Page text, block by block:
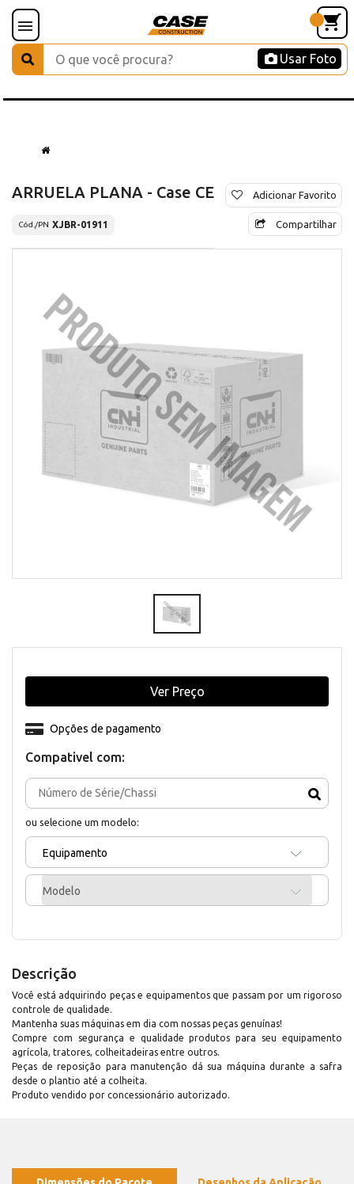
Usar Foto
ARRUELA PLANA - Case CE
Cód./PN XJBR-01911
Adicionar Favorito
Compartilhar
Compativel com:
ou selecione um modelo:
Equipamento
Modelo
Opções de pagamento
Ver Preço
Descrição
Você está adquirindo peças e equipamentos que passam por um rigoroso
controle de qualidade.
Mantenha suas máquinas em dia com nossas peças genuínas!
Compre com segurança e qualidade produtos para seu equipamento
agrícola, tratores, colheitadeiras entre outros.
Peças de reposição para manutenção dá sua máquina durante a safra
desde o plantio até a colheita.
Produto vendido por concessionário autorizado.